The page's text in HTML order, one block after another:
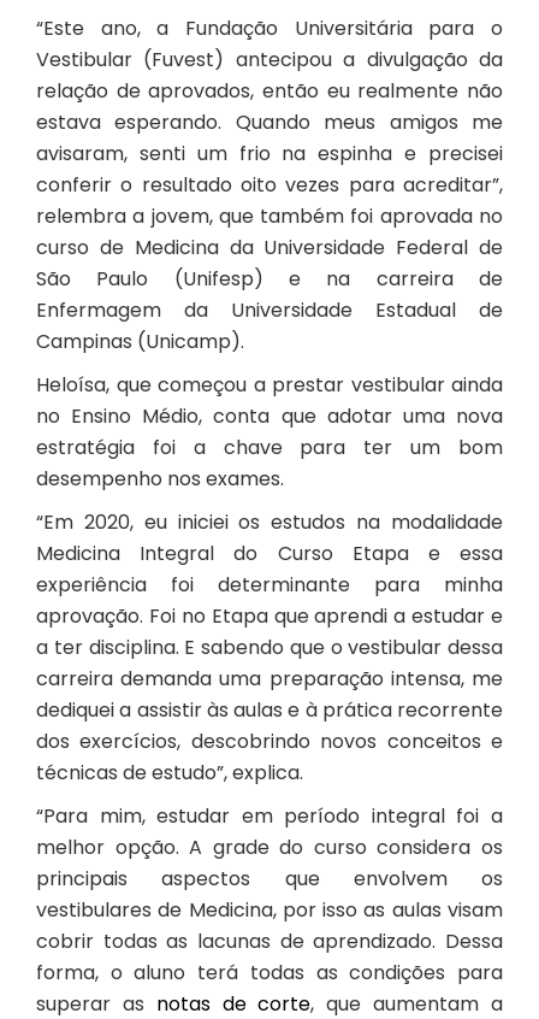
“Este ano, a Fundação Universitária para o
Vestibular (Fuvest) antecipou a divulgação da
relação de aprovados, então eu realmente não
estava esperando. Quando meus amigos me
avisaram, senti um frio na espinha e precisei
conferir o resultado oito vezes para acreditar”,
relembra a jovem, que também foi aprovada no
curso de Medicina da Universidade Federal de
São Paulo (Unifesp) e na carreira de
Enfermagem da Universidade Estadual de
Campinas (Unicamp).
Heloísa, que começou a prestar vestibular ainda
no Ensino Médio, conta que adotar uma nova
estratégia foi a chave para ter um bom
desempenho nos exames.
“Em 2020, eu iniciei os estudos na modalidade
Medicina Integral do Curso Etapa e essa
experiência foi determinante para minha
aprovação. Foi no Etapa que aprendi a estudar e
a ter disciplina. E sabendo que o vestibular dessa
carreira demanda uma preparação intensa, me
dediquei a assistir às aulas e à prática recorrente
dos exercícios, descobrindo novos conceitos e
técnicas de estudo”, explica.
“Para mim, estudar em período integral foi a
melhor opção. A grade do curso considera os
principais aspectos que envolvem os
vestibulares de Medicina, por isso as aulas visam
cobrir todas as lacunas de aprendizado. Dessa
forma, o aluno terá todas as condições para
superar as notas de corte, que aumentam a